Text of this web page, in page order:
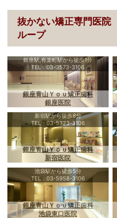
抜かない矯正専門医
ループ
銀座駅,有楽町駅から徒歩1分
TEL：03-3573-3106
銀座青山Ｙｏｕ矯正歯科
銀座医院
新宿駅から徒歩8分
TEL：03-5323-3106
銀座青山Ｙｏｕ矯正歯科
新宿医院
池袋駅から徒歩5分
TEL：03-5958-3106
銀座青山Ｙｏｕ矯正歯科
池袋東口医院